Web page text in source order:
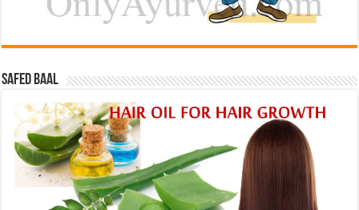
Safed baal